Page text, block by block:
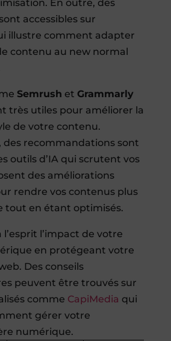
En outre, des
accessibles sur
illustre comment adapter
contenu au new normal
Semrush et Grammarly
très utiles pour améliorer la
de votre contenu.
des recommandations sont
outils d’IA qui scrutent vos
des améliorations
rendre vos contenus plus
tout en étant optimisés.
l’esprit l’impact de votre
en protégeant votre
Des conseils
peuvent être trouvés sur
comme CapiMedia qui
gérer votre
numérique.